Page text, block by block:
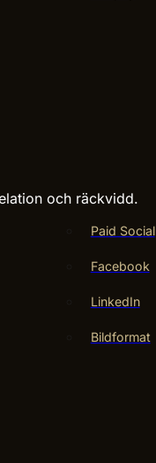
och räckvidd.
Paid Social
Facebook
LinkedIn
Bildformat